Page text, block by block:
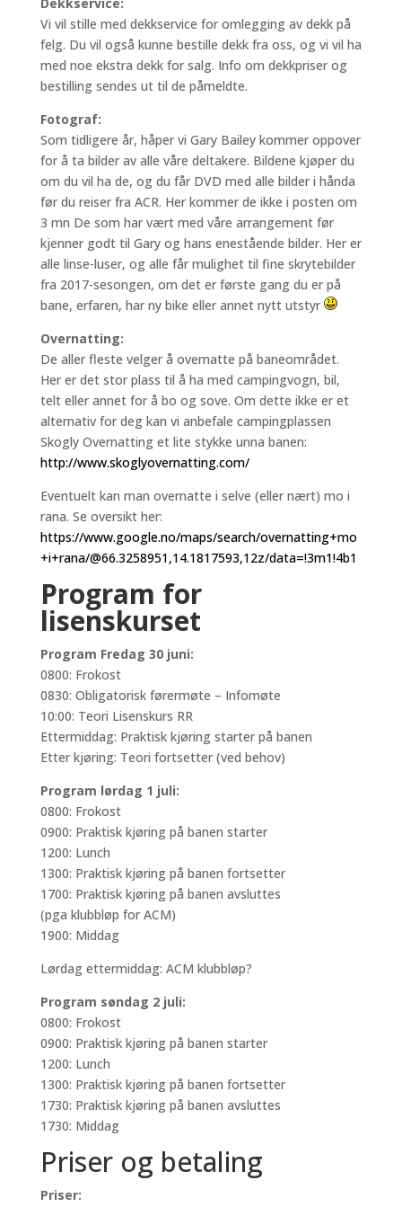
Vi vil stille med dekkservice for omlegging av dekk på
felg. Du vil også kunne bestille dekk fra oss, og vi vil ha
med noe ekstra dekk for salg. Info om dekkpriser og
bestilling sendes ut til de påmeldte.
Fotograf:
Som tidligere år, håper vi Gary Bailey kommer oppover
for å ta bilder av alle våre deltakere. Bildene kjøper du
om du vil ha de, og du får DVD med alle bilder i hånda
før du reiser fra ACR. Her kommer de ikke i posten om
3 mn De som har vært med våre arrangement før
kjenner godt til Gary og hans enestående bilder. Her er
alle linse-luser, og alle får mulighet til fine skrytebilder
fra 2017-sesongen, om det er første gang du er på
bane, erfaren, har ny bike eller annet nytt utstyr
Overnatting:
De aller fleste velger å overnatte på baneområdet.
Her er det stor plass til å ha med campingvogn, bil,
telt eller annet for å bo og sove. Om dette ikke er et
alternativ for deg kan vi anbefale campingplassen
Skogly Overnatting et lite stykke unna banen:
http://www.skoglyovernatting.com/
Eventuelt kan man overnatte i selve (eller nært) mo i
rana. Se oversikt her:
https://www.google.no/maps/search/overnatting+mo
+i+rana/@66.3258951,14.1817593,12z/data=!3m1!4b1
Program for
lisenskurset
Program Fredag 30 juni:
0800: Frokost
0830: Obligatorisk førermøte – Infomøte
10:00: Teori Lisenskurs RR
Ettermiddag: Praktisk kjøring starter på banen
Etter kjøring: Teori fortsetter (ved behov)
Program lørdag 1 juli:
0800: Frokost
0900: Praktisk kjøring på banen starter
1200: Lunch
1300: Praktisk kjøring på banen fortsetter
1700: Praktisk kjøring på banen avsluttes
(pga klubbløp for ACM)
1900: Middag
Lørdag ettermiddag: ACM klubbløp?
Program søndag 2 juli:
0800: Frokost
0900: Praktisk kjøring på banen starter
1200: Lunch
1300: Praktisk kjøring på banen fortsetter
1730: Praktisk kjøring på banen avsluttes
1730: Middag
Priser og betaling
Priser: